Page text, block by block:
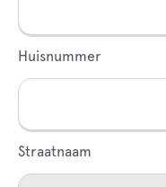
Huisnummer
Straatnaam